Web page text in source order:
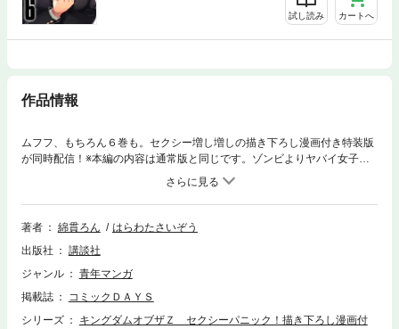
試し読み カートへ
作品情報
ムフフ、もちろん６巻も。セクシー増し増しの描き下ろし漫画付き特装版
が同時配信！※本編の内容は通常版と同じです。ゾンビよりヤバイ女子高
生コンビ、勢力拡大中！！！『出会って５秒でバトル』原作のはらわたさ
いぞう最新作！！！血も滴るヤバすぎ女子高生！新感覚“ゾンビよりもJK
パニック”ストーリー、激震！！堂々完結！！！！！
著者
綿貫ろん
はらわたさいぞう
出版社
講談社
ジャンル
青年マンガ
掲載誌
コミックＤＡＹＳ
シリーズ
キングダムオブザＺ セクシーパニック！描き下ろし漫画付